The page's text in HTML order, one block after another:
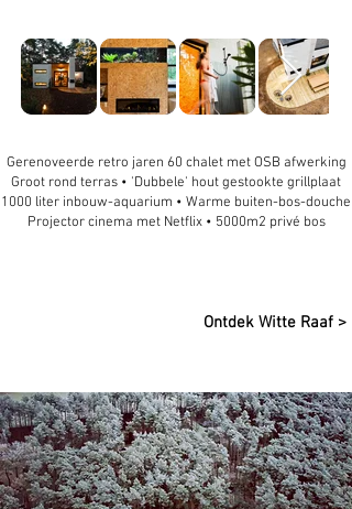
Gerenoveerde retro jaren 60 chalet met OSB afwerking
Groot rond terras • 'Dubbele' hout gestookte grillplaat
1000 liter inbouw-aquarium • Warme buiten-bos-douche
Projector cinema met Netflix • 5000m2 privé bos
Ontdek Witte Raaf >